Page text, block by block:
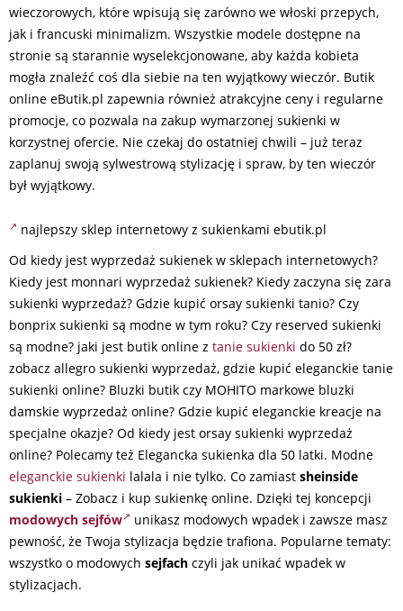
wieczorowych, które wpisują się zarówno we włoski przepych,
jak i francuski minimalizm. Wszystkie modele dostępne na
stronie są starannie wyselekcjonowane, aby każda kobieta
mogła znaleźć coś dla siebie na ten wyjątkowy wieczór. Butik
online eButik.pl zapewnia również atrakcyjne ceny i regularne
promocje, co pozwala na zakup wymarzonej sukienki w
korzystnej ofercie. Nie czekaj do ostatniej chwili – już teraz
zaplanuj swoją sylwestrową stylizację i spraw, by ten wieczór
był wyjątkowy.
najlepszy sklep internetowy z sukienkami ebutik.pl
Od kiedy jest wyprzedaż sukienek w sklepach internetowych?
Kiedy jest monnari wyprzedaż sukienek? Kiedy zaczyna się zara
sukienki wyprzedaż? Gdzie kupić orsay sukienki tanio? Czy
bonprix sukienki są modne w tym roku? Czy reserved sukienki
są modne? jaki jest butik online z tanie sukienki do 50 zł?
zobacz allegro sukienki wyprzedaż, gdzie kupić eleganckie tanie
sukienki online? Bluzki butik czy MOHITO markowe bluzki
damskie wyprzedaż online? Gdzie kupić eleganckie kreacje na
specjalne okazje? Od kiedy jest orsay sukienki wyprzedaż
online? Polecamy też Elegancka sukienka dla 50 latki. Modne
eleganckie sukienki lalala i nie tylko. Co zamiast sheinside
sukienki – Zobacz i kup sukienkę online. Dzięki tej koncepcji
modowych sejfów
unikasz modowych wpadek i zawsze masz
pewność, że Twoja stylizacja będzie trafiona. Popularne tematy:
wszystko o modowych sejfach czyli jak unikać wpadek w
stylizacjach.